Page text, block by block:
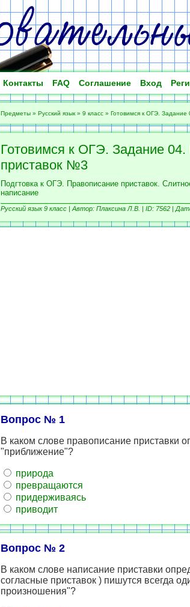
Контакты FAQ Соглашение Вход
Предметы » Русский язык » 9 класс » Готовимся к ОГЭ.
Готовимся к ОГЭ. Задание
приставок №3
Подгтовка к ОГЭ. Правописание приставок.
написание
Русский язык 9 класс | Автор: Плаксина Л.В. | ID: 7562 |
Вопрос № 1
В каком слове правописание приставки
"приближение"?
природа
превращаются
придерживаясь
приводит
Вопрос № 2
В каком слове написание приставки
согласные приставок ) пишутся всегда
произношения"?